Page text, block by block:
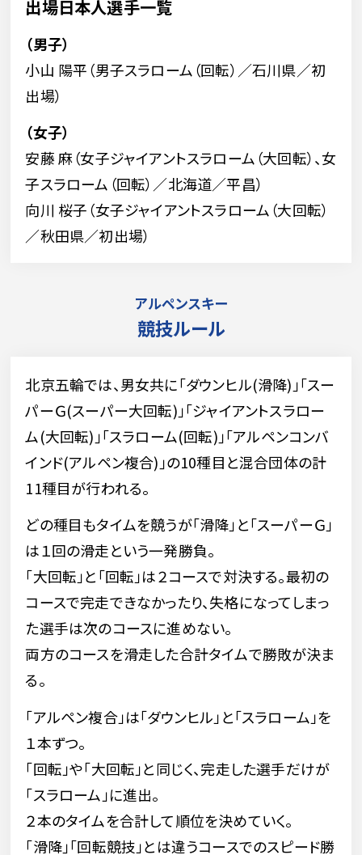
出場日本人選手一覧
（男子）
小山 陽平（男子スラローム（回転）／石川県／初
出場）
（女子）
安藤 麻（女子ジャイアントスラローム（大回転）、女
子スラローム（回転）／北海道／平昌）
向川 桜子（女子ジャイアントスラローム（大回転）
／秋田県／初出場）
アルペンスキー
競技ルール
北京五輪では、男女共に「ダウンヒル(滑降)｣｢スー
パーＧ(スーパー大回転)｣｢ジャイアントスラロー
ム(大回転)｣｢スラローム(回転)｣｢アルペンコンバ
インド(アルペン複合)｣の10種目と混合団体の計
11種目が行われる。
どの種目もタイムを競うが「滑降」と「スーパーＧ」
は１回の滑走という一発勝負。
｢大回転」と「回転」は２コースで対決する。最初の
コースで完走できなかったり、失格になってしまっ
た選手は次のコースに進めない。
両方のコースを滑走した合計タイムで勝敗が決ま
る。
「アルペン複合」は「ダウンヒル」と「スラローム」を
１本ずつ。
「回転」や「大回転」と同じく、完走した選手だけが
「スラローム」に進出。
２本のタイムを合計して順位を決めていく｡
｢滑降｣｢回転競技」とは違うコースでのスピード勝